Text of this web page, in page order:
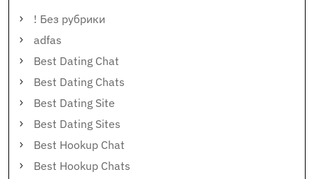
! Без рубрики
adfas
Best Dating Chat
Best Dating Chats
Best Dating Site
Best Dating Sites
Best Hookup Chat
Best Hookup Chats